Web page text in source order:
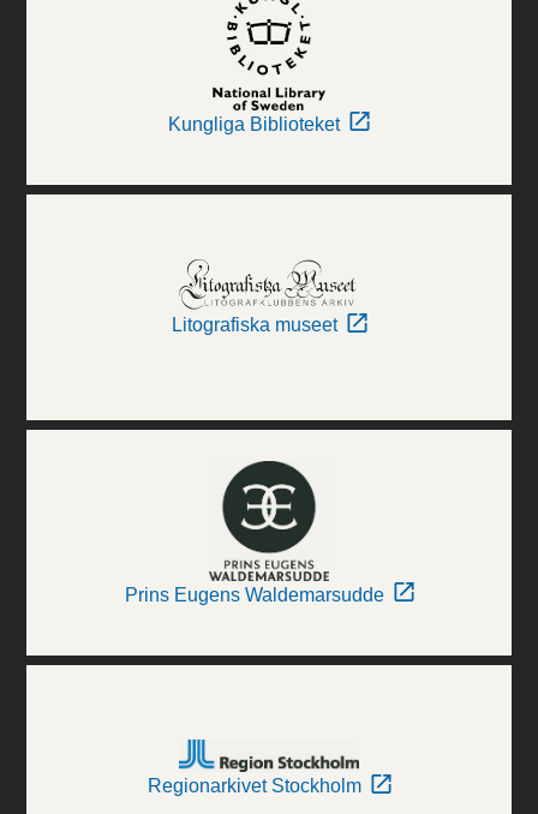
Kungliga Biblioteket
Litografiska museet
Prins Eugens Waldemarsudde
Regionarkivet Stockholm